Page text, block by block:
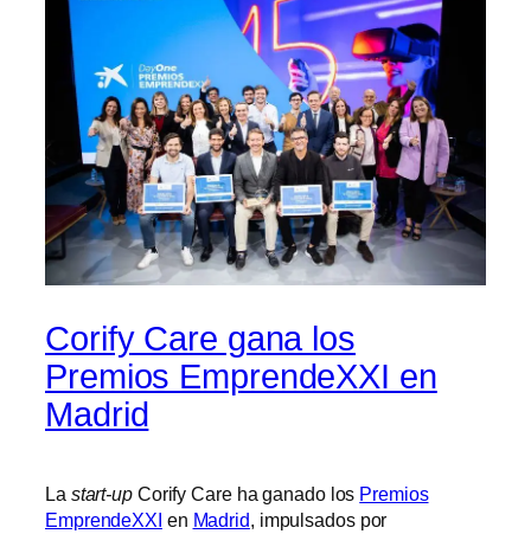
Corify Care gana los
Premios EmprendeXXI en
Madrid
La start-upCorify Care ha ganado los Premios
EmprendeXXI en Madrid, impulsados por